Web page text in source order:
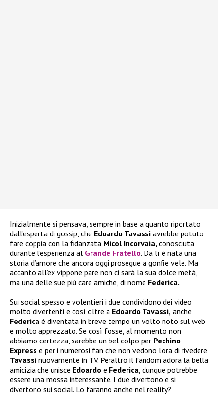
Inizialmente si pensava, sempre in base a quanto riportato
dall’esperta di gossip, che Edoardo Tavassi avrebbe potuto
fare coppia con la fidanzata Micol Incorvaia,conosciuta
durante l’esperienza al Grande Fratello. Da lì è nata una
storia d’amore che ancora oggi prosegue a gonfie vele. Ma
accanto all’ex vippone pare non ci sarà la sua dolce metà,
ma una delle sue più care amiche, di nome Federica.
Sui social spesso e volentieri i due condividono dei video
molto divertenti e così oltre a Edoardo Tavassi, anche
Federica è diventata in breve tempo un volto noto sul web
e molto apprezzato. Se così fosse, al momento non
abbiamo certezza, sarebbe un bel colpo per Pechino
Express e per i numerosi fan che non vedono l’ora di rivedere
Tavassi nuovamente in TV. Peraltro il fandom adora la bella
amicizia che unisce Edoardo e Federica, dunque potrebbe
essere una mossa interessante. I due divertono e si
divertono sui social. Lo faranno anche nel reality?